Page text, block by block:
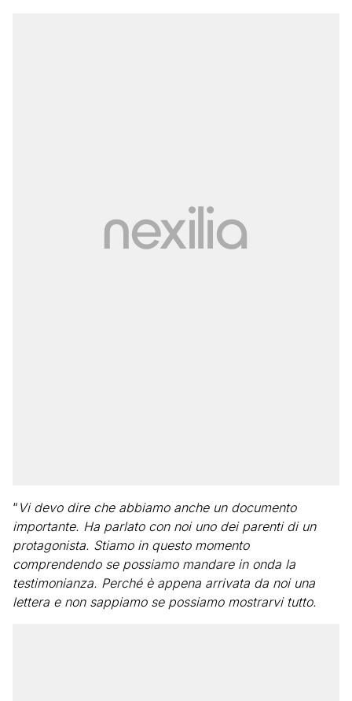
“ Vi devo dire che abbiamo anche un documento
importante. Ha parlato con noi uno dei parenti di un
protagonista. Stiamo in questo momento
comprendendo se possiamo mandare in onda la
testimonianza. Perché è appena arrivata da noi una
lettera e non sappiamo se possiamo mostrarvi tutto.